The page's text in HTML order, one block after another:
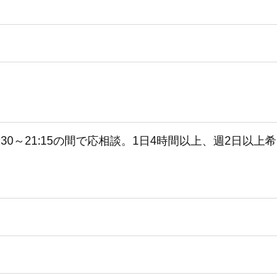
21:15の間で応相談。1日4時間以上、週2日以上希